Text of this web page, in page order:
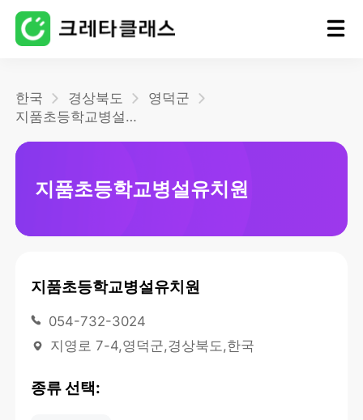
블로그
한국 경상북도
영덕군
지품초등학교병설유치원
지품초등학교병설유치원
지품초등학교병설유치원
054-732-3024
지영로 7-4,영덕군,경상북도,한국
종류 선택: